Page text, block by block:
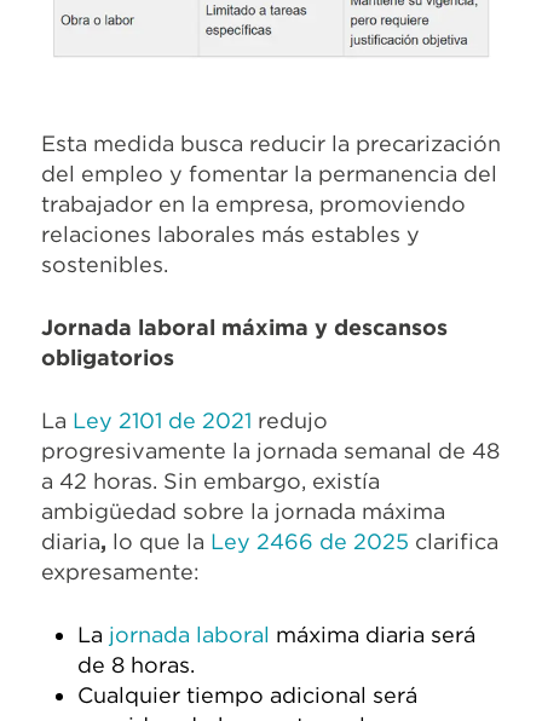
Esta medida busca reducir la precarización
del empleo y fomentar la permanencia del
trabajador en la empresa, promoviendo
relaciones laborales más estables y
sostenibles.
Jornada laboral máxima y descansos
obligatorios
La Ley 2101 de 2021 redujo
progresivamente la jornada semanal de 48
a 42 horas. Sin embargo, existía
ambigüedad sobre la jornada máxima
diaria, lo que la Ley 2466 de 2025 clarifica
expresamente:
La jornada laboral máxima diaria será
de 8 horas.
Cualquier tiempo adicional será